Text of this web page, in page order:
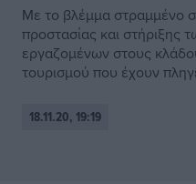
Με το βλέμμα στραμμένο
προστασίας και στήριξης
εργαζομένων στους
τουρισμού που έχουν
18.11.20, 19:19